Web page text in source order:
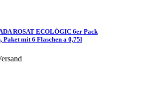
ROSAT ECOLÒGIC 6er Pack
mit 6 Flaschen a 0,75l